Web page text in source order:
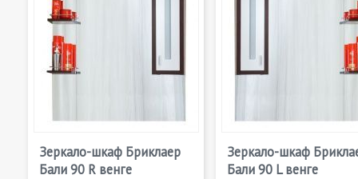
Зеркало-шкаф Бриклаер
Бали 90 R венге
Зеркало-шкаф
Бали 90 L венге